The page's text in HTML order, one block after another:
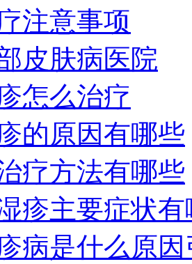
注意事项
皮肤病医院
怎么治疗
的原因有哪些
疗方法有哪些
疹主要症状有
病是什么原